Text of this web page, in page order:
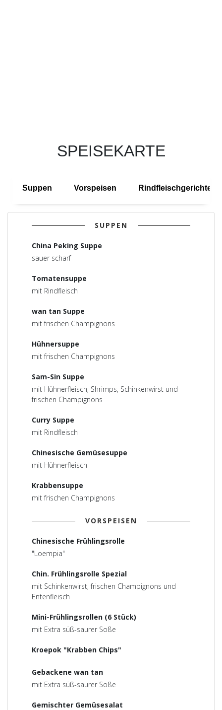
SPEISEKARTE
Suppen Vorspeisen Rindfleischgerichte
SUPPEN
China Peking Suppe
sauer scharf
Tomatensuppe
mit Rindfleisch
wan tan Suppe
mit frischen Champignons
Hühnersuppe
mit frischen Champignons
Sam-Sin Suppe
mit Hühnerfleisch, Shrimps, Schinkenwirst und
frischen Champignons
Curry Suppe
mit Rindfleisch
Chinesische Gemüsesuppe
mit Hühnerfleisch
Krabbensuppe
mit frischen Champignons
VORSPEISEN
Chinesische Frühlingsrolle
"Loempia"
Chin. Frühlingsrolle Spezial
mit Schinkenwirst, frischen Champignons und
Entenfleisch
Mini-Frühlingsrollen (6 Stück)
mit Extra süß-saurer Soße
Kroepok "Krabben Chips"
Gebackene wan tan
mit Extra süß-saurer Soße
Gemischter Gemüsesalat